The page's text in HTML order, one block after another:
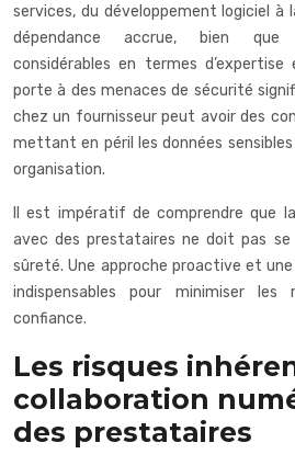
services, du développement logiciel à
dépendance accrue, bien que
considérables en termes
porte à des menaces de sécurité
chez un fournisseur peut avoir des
mettant en péril les données
organisation.
Il est impératif de comprendre que
avec des prestataires ne doit pas
sûreté. Une approche proactive et
indispensables pour minimiser
confiance.
Les risques
collaboration
des prestataires